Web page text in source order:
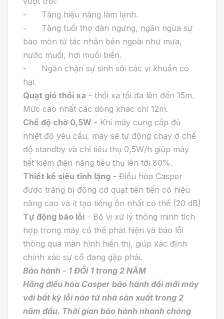
- Tăng hiệu năng làm lạnh.
- Tăng tuổi thọ dàn ngưng, ngăn ngừa sự
bào mòn từ tác nhân bên ngoài như mưa,
nước muối, hơi muối biển.
- Ngăn chặn sự sinh sôi các vi khuẩn có
hại.
Quạt gió thổi xa - thổi xa tối đa lên đến 15m.
Mức cao nhất các dòng khác chỉ 12m.
Chế độ chờ 0,5W - Khi máy cung cấp đủ
nhiệt độ yêu cầu, máy sẽ tự động chạy ở chế
độ standby và chỉ tiêu thụ 0,5W/h giúp máy
tiết kiệm điện năng tiêu thụ lên tới 80%.
Thiết kế siêu tĩnh lặng - Điều hòa Casper
được trăng bị động cơ quạt tiên tiến có hiệu
năng cao và ít tạo tiếng ồn nhất có thể (20 dB)
Tự động báo lỗi - Bộ vi xử lý thông minh tích
hợp trong máy có thể phát hiện và báo lỗi
thông qua màn hình hiển thị, giúp xác định
chính xác sự cố đang gặp phải.
Bảo hành - 1 ĐỔI 1 trong 2 NĂM
Hãng điều hòa Casper bảo hành đổi mới máy
với bất kỳ lỗi nào từ nhà sản xuất trong 2
năm đầu. Thời gian bảo hành nhanh chóng